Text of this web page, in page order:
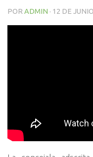
POR ADMIN · 12 DE